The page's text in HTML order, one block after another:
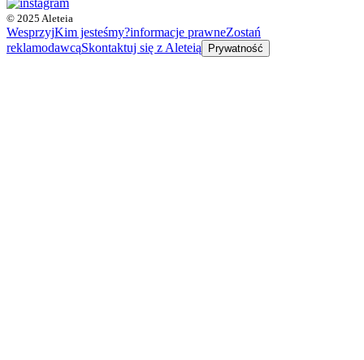
© 2025 Aleteia
WesprzyjKim jesteśmy?informacje prawneZostań
reklamodawcąSkontaktuj się z Aleteią Prywatność